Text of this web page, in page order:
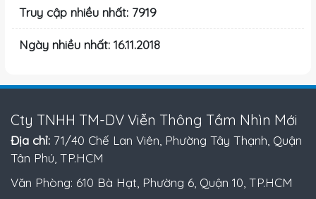
Truy cập nhiều nhất: 7919
Ngày nhiều nhất: 16.11.2018
Cty TNHH TM-DV Viễn Thông Tầm Nhìn Mới
Địa chỉ: 71/40 Chế Lan Viên, Phường Tây Thạnh, Quận
Tân Phú, TP.HCM
Văn Phòng: 610 Bà Hạt, Phường 6, Quận 10, TP.HCM